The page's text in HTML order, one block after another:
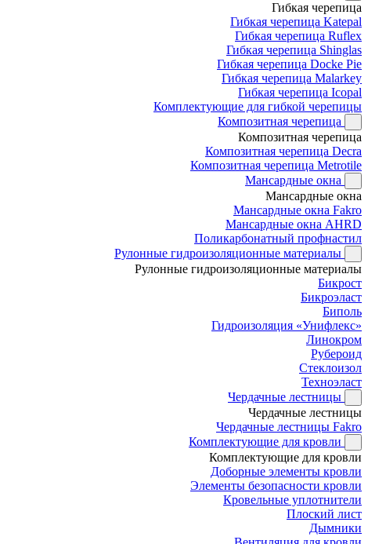
Гибкая черепица
Гибкая черепица Katepal
Гибкая черепица Ruflex
Гибкая черепица Shinglas
Гибкая черепица Docke Pie
Гибкая черепица Malarkey
Гибкая черепица Icopal
Комплектующие для гибкой черепицы
Композитная черепица
Композитная черепица
Композитная черепица Decra
Композитная черепица Metrotile
Мансардные окна
Мансардные окна
Мансардные окна Fakro
Мансардные окна AHRD
Поликарбонатный профнастил
Рулонные гидроизоляционные материалы
Рулонные гидроизоляционные материалы
Бикрост
Бикроэласт
Биполь
Гидроизоляция «Унифлекс»
Линокром
Рубероид
Стеклоизол
Техноэласт
Чердачные лестницы
Чердачные лестницы
Чердачные лестницы Fakro
Комплектующие для кровли
Комплектующие для кровли
Доборные элементы кровли
Элементы безопасности кровли
Кровельные уплотнители
Плоский лист
Дымники